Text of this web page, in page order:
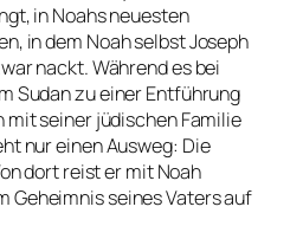
in Noahs neuesten
in dem Noah selbst Joseph
nackt. Während es bei
Sudan zu einer Entführung
mit seiner jüdischen Familie
nur einen Ausweg: Die
dort reist er mit Noah
Geheimnis seines Vaters auf